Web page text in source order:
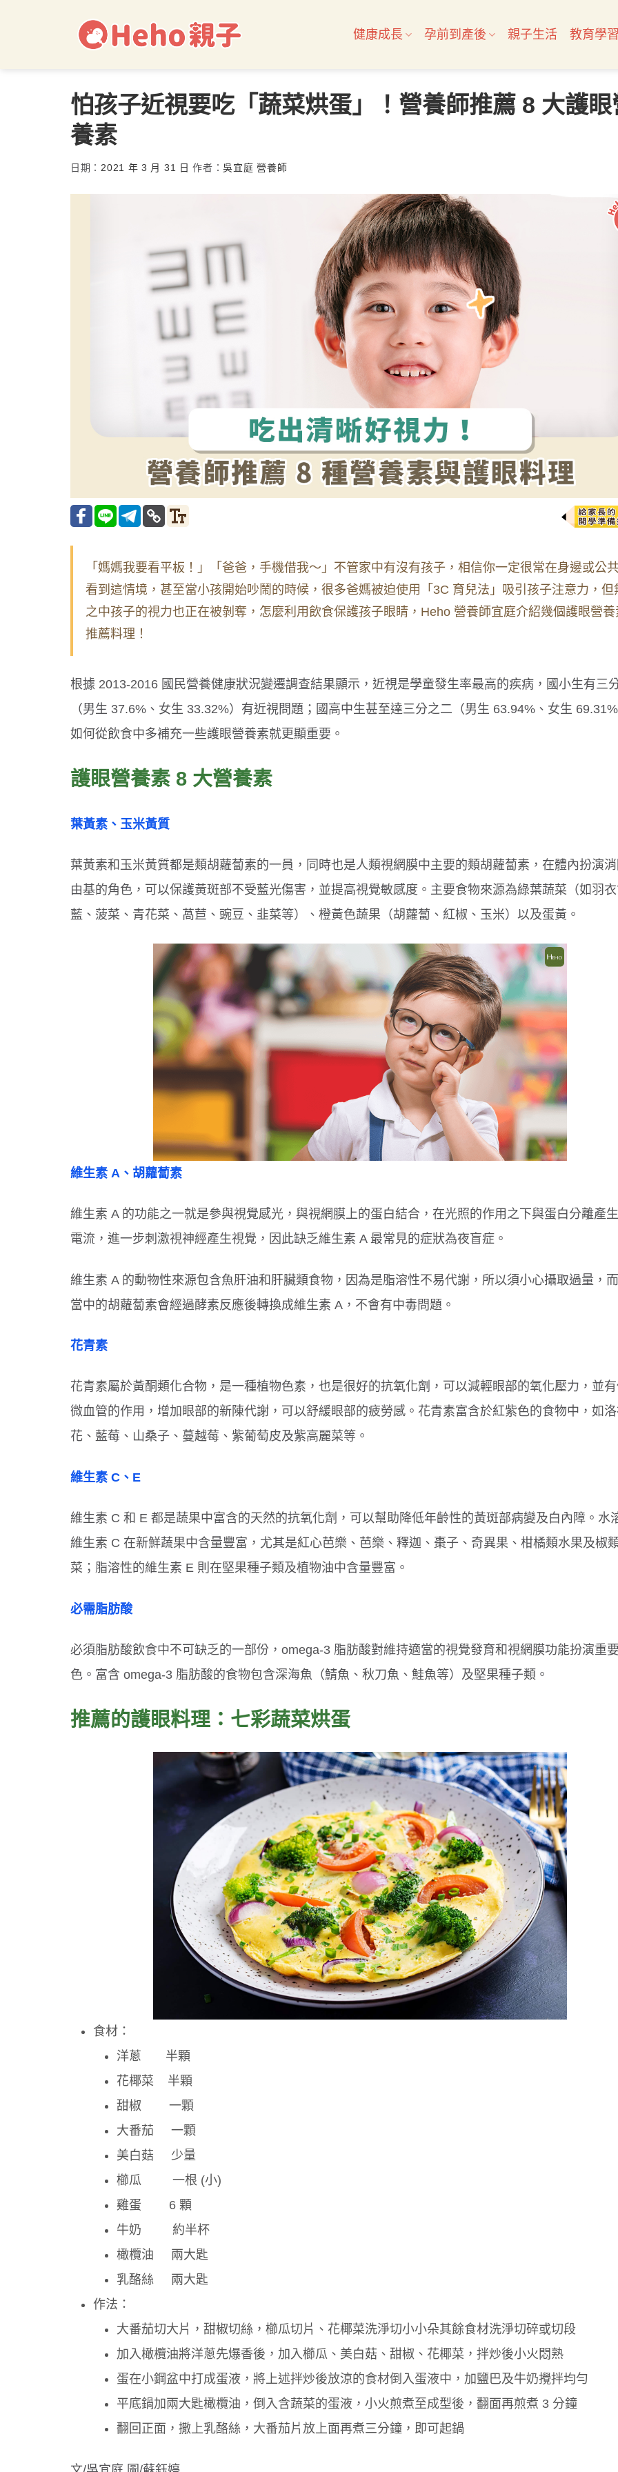
健康成長 孕前到產後 親子生活 教育學
怕孩子近視要吃「蔬菜烘蛋」！營養師推薦 8 大護眼
養素
日期： 2021 年 3 月 31 日 作者：吳宜庭 營養師
「媽媽我要看平板！」「爸爸，手機借我～」不管家中有沒有孩子，相信你一定很常在身邊或公
看到這情境，甚至當小孩開始吵鬧的時候，很多爸媽被迫使用「3C 育兒法」吸引孩子注意力，但
之中孩子的視力也正在被剝奪，怎麼利用飲食保護孩子眼睛，Heho 營養師宜庭介紹幾個護眼營養
推薦料理！
根據 2013-2016 國民營養健康狀況變遷調查結果顯示，近視是學童發生率最高的疾病，國小生有三
（男生 37.6%、女生 33.32%）有近視問題；國高中生甚至達三分之二（男生 63.94%、女生
如何從飲食中多補充一些護眼營養素就更顯重要。
護眼營養素 8 大營養素
葉黃素、玉米黃質
葉黃素和玉米黃質都是類胡蘿蔔素的一員，同時也是人類視網膜中主要的類胡蘿蔔素，在體內扮演
由基的角色，可以保護黃斑部不受藍光傷害，並提高視覺敏感度。主要食物來源為綠葉蔬菜（如羽
藍、菠菜、青花菜、萵苣、豌豆、韭菜等）、橙黃色蔬果（胡蘿蔔、紅椒、玉米）以及蛋黃。
維生素 A、胡蘿蔔素
維生素 A 的功能之一就是參與視覺感光，與視網膜上的蛋白結合，在光照的作用之下與蛋白分離產
電流，進一步刺激視神經產生視覺，因此缺乏維生素 A 最常見的症狀為夜盲症。
維生素 A 的動物性來源包含魚肝油和肝臟類食物，因為是脂溶性不易代謝，所以須小心攝取過量，
當中的胡蘿蔔素會經過酵素反應後轉換成維生素 A，不會有中毒問題。
花青素
花青素屬於黃酮類化合物，是一種植物色素，也是很好的抗氧化劑，可以減輕眼部的氧化壓力，並
微血管的作用，增加眼部的新陳代謝，可以舒緩眼部的疲勞感。花青素富含於紅紫色的食物中，如
花、藍莓、山桑子、蔓越莓、紫葡萄皮及紫高麗菜等。
維生素 C、E
維生素 C 和 E 都是蔬果中富含的天然的抗氧化劑，可以幫助降低年齡性的黃斑部病變及白內障。水
維生素 C 在新鮮蔬果中含量豐富，尤其是紅心芭樂、芭樂、釋迦、棗子、奇異果、柑橘類水果及椒
菜；脂溶性的維生素 E 則在堅果種子類及植物油中含量豐富。
必需脂肪酸
必須脂肪酸飲食中不可缺乏的一部份，omega-3 脂肪酸對維持適當的視覺發育和視網膜功能扮演重
色。富含 omega-3 脂肪酸的食物包含深海魚（鯖魚、秋刀魚、鮭魚等）及堅果種子類。
推薦的護眼料理：七彩蔬菜烘蛋
食材：
洋蔥 半顆
花椰菜 半顆
甜椒 一顆
大番茄 一顆
美白菇 少量
櫛瓜 一根 (小)
雞蛋 6 顆
牛奶 約半杯
橄欖油 兩大匙
乳酪絲 兩大匙
作法：
大番茄切大片，甜椒切絲，櫛瓜切片、花椰菜洗淨切小小朵其餘食材洗淨切碎或切段
加入橄欖油將洋蔥先爆香後，加入櫛瓜、美白菇、甜椒、花椰菜，拌炒後小火悶熟
蛋在小鋼盆中打成蛋液，將上述拌炒後放涼的食材倒入蛋液中，加鹽巴及牛奶攪拌均勻
平底鍋加兩大匙橄欖油，倒入含蔬菜的蛋液，小火煎煮至成型後，翻面再煎煮 3 分鐘
翻回正面，撒上乳酪絲，大番茄片放上面再煮三分鐘，即可起鍋
東西好危險！３情況要當心 選對牙膏防蛀牙！兒童潔牙３原則 腸病毒傳染力強！４招保護孩童